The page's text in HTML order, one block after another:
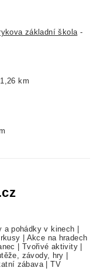
základní škola -
km
a pohádky v kinech
Akce na hradech
Tvořivé aktivity
závody, hry
zábava |TV